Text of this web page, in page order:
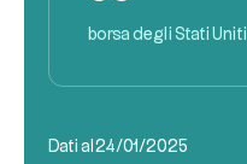
borsa degli Stati Uniti
Dati al 24/01/2025